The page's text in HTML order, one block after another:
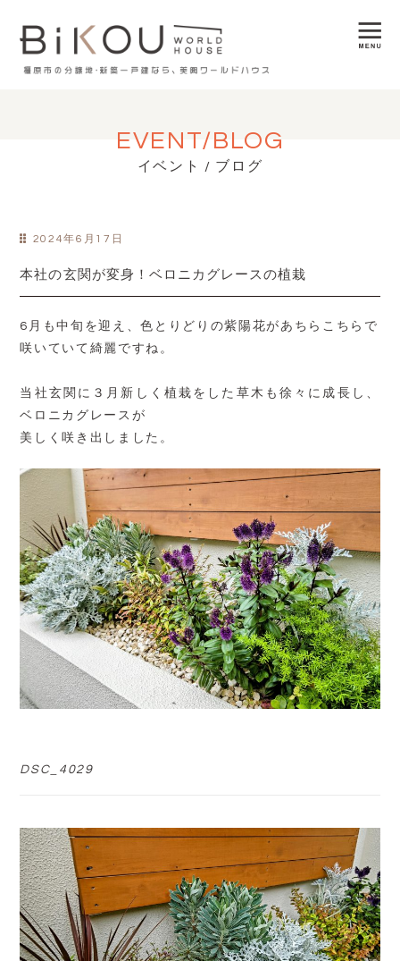
EVENT/BLOG
イベント / ブログ
2024年6月17日
本社の玄関が変身！ベロニカグレースの植栽
6月も中旬を迎え、色とりどりの紫陽花があちらこちらで
咲いていて綺麗ですね。
当社玄関に３月新しく植栽をした草木も徐々に成長し、
ベロニカグレースが
美しく咲き出しました。
DSC_4029